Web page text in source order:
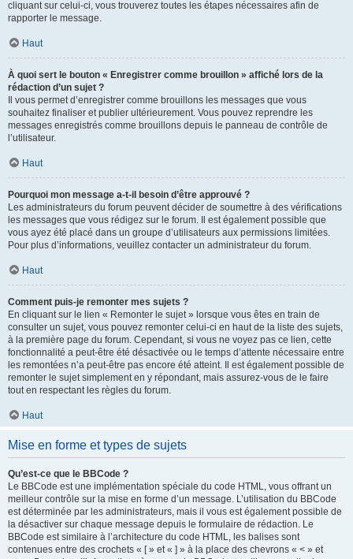
cliquant sur celui-ci, vous trouverez toutes les étapes nécessaires afin de
rapporter le message.
Haut
À quoi sert le bouton « Enregistrer comme brouillon » affiché lors de la
rédaction d’un sujet ?
Il vous permet d’enregistrer comme brouillons les messages que vous
souhaitez finaliser et publier ultérieurement. Vous pouvez reprendre les
messages enregistrés comme brouillons depuis le panneau de contrôle de
l’utilisateur.
Haut
Pourquoi mon message a-t-il besoin d’être approuvé ?
Les administrateurs du forum peuvent décider de soumettre à des vérifications
les messages que vous rédigez sur le forum. Il est également possible que
vous ayez été placé dans un groupe d’utilisateurs aux permissions limitées.
Pour plus d’informations, veuillez contacter un administrateur du forum.
Haut
Comment puis-je remonter mes sujets ?
En cliquant sur le lien « Remonter le sujet » lorsque vous êtes en train de
consulter un sujet, vous pouvez remonter celui-ci en haut de la liste des sujets,
à la première page du forum. Cependant, si vous ne voyez pas ce lien, cette
fonctionnalité a peut-être été désactivée ou le temps d’attente nécessaire entre
les remontées n’a peut-être pas encore été atteint. Il est également possible de
remonter le sujet simplement en y répondant, mais assurez-vous de le faire
tout en respectant les règles du forum.
Haut
Mise en forme et types de sujets
Qu’est-ce que le BBCode ?
Le BBCode est une implémentation spéciale du code HTML, vous offrant un
meilleur contrôle sur la mise en forme d’un message. L’utilisation du BBCode
est déterminée par les administrateurs, mais il vous est également possible de
la désactiver sur chaque message depuis le formulaire de rédaction. Le
BBCode est similaire à l’architecture du code HTML, les balises sont
contenues entre des crochets « [ » et « ] » à la place des chevrons « < » et